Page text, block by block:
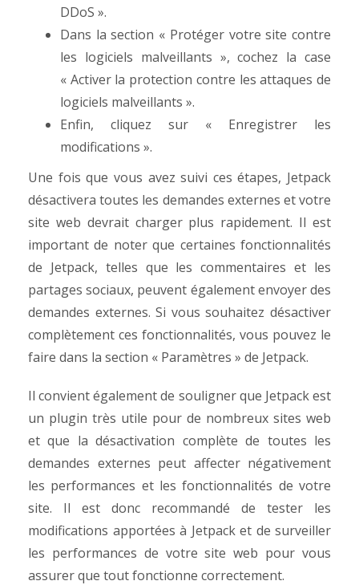
DDoS ».
Dans la section « Protéger votre site contre
les logiciels malveillants », cochez la case
« Activer la protection contre les attaques de
logiciels malveillants ».
Enfin, cliquez sur « Enregistrer les
modifications ».
Une fois que vous avez suivi ces étapes, Jetpack
désactivera toutes les demandes externes et votre
site web devrait charger plus rapidement. Il est
important de noter que certaines fonctionnalités
de Jetpack, telles que les commentaires et les
partages sociaux, peuvent également envoyer des
demandes externes. Si vous souhaitez désactiver
complètement ces fonctionnalités, vous pouvez le
faire dans la section « Paramètres » de Jetpack.
Il convient également de souligner que Jetpack est
un plugin très utile pour de nombreux sites web
et que la désactivation complète de toutes les
demandes externes peut affecter négativement
les performances et les fonctionnalités de votre
site. Il est donc recommandé de tester les
modifications apportées à Jetpack et de surveiller
les performances de votre site web pour vous
assurer que tout fonctionne correctement.